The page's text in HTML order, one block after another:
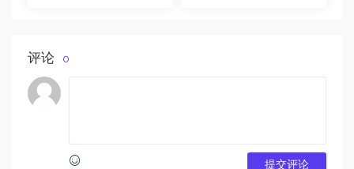
评论 0
提交评论